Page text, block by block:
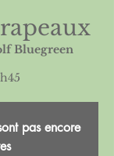
Bluegreen
pas encore